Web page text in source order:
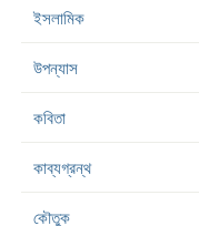
ইসলামিক
উপন্যাস
কবিতা
কাব্যগ্রন্থ
কৌতুক